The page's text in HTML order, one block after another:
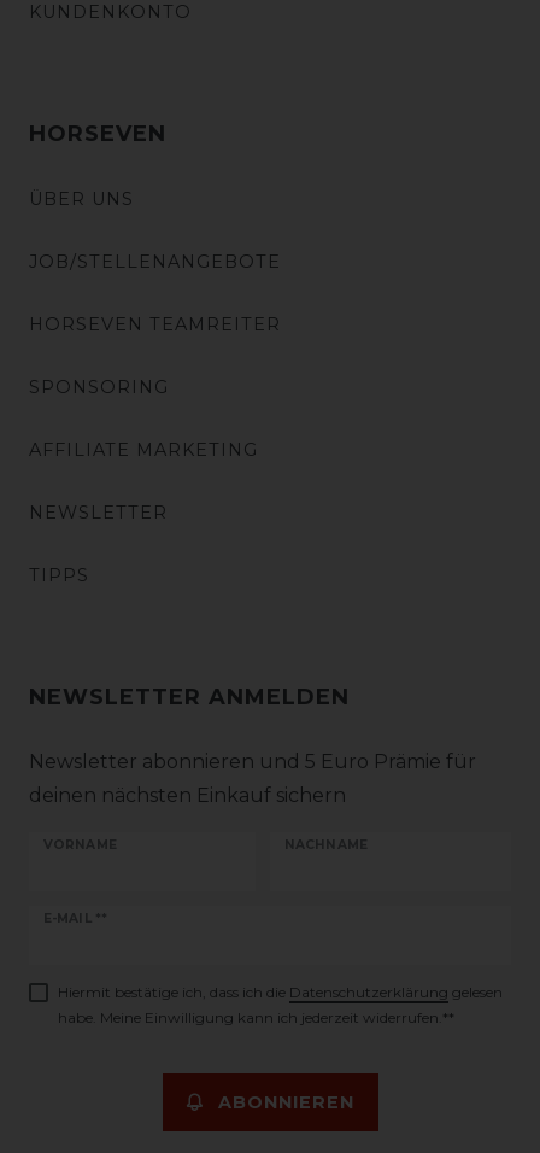
KUNDENKONTO
HORSEVEN
ÜBER UNS
JOB/STELLENANGEBOTE
HORSEVEN TEAMREITER
SPONSORING
AFFILIATE MARKETING
NEWSLETTER
TIPPS
NEWSLETTER ANMELDEN
Newsletter abonnieren und 5 Euro Prämie für
deinen nächsten Einkauf sichern
VORNAME NACHNAME
E-MAIL **
Newsletter
Hiermit bestätige ich, dass ich die Daten­schutz­erklärung gelesen
habe. Meine Einwilligung kann ich jederzeit widerrufen.**
ABONNIEREN